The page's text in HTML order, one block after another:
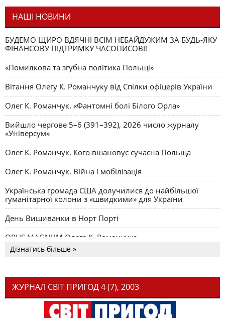
НАШІ НОВИНИ
БУДЕМО ЩИРО ВДЯЧНІ ВСІМ НЕБАЙДУЖИМ ЗА БУДЬ-ЯКУ
ФІНАНСОВУ ПІДТРИМКУ ЧАСОПИСОВІ!
«Помилкова та згубна політика Польщі»
Вітання Олегу К. Романчуку від Спілки офіцерів України
Олег К. Романчук. «Фантомні болі Білого Орла»
Вийшло чергове 5–6 (391–392), 2026 число журналу
«Універсум»
Олег К. Романчук. Кого вшановує сучасна Польща
Олег К. Романчук. Війна і мобілізація
Українська громада США долучилися до найбільшої
гуманітарної колони з «швидкими» для України
День Вишиванки в Норт Порті
OPUS MAGNUM Олега К. Романчука
Дізнатись більше »
ЖУРНАЛ СВІТ ПРИГОД 4 (7), 2003